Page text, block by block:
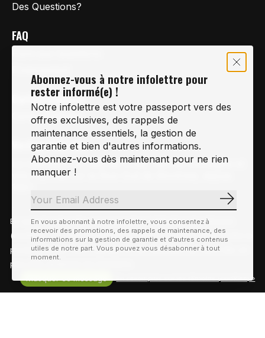
Des Questions?
FAQ
Cartes-Cadeaux
Cartes Cadeaux
Vertige Vélo Ski
La référence en vélo de route, vélo de montagne et
vélo hybride sur la Rive-Sud de Montréal, depuis
Notre courriel
Info@vertigeveloski.com
Nous Joindre
1 (450) 464-8808
Abonnez-vous à notre infolettre pour
rester informé(e) !
Notre infolettre est votre passeport vers des
offres exclusives, des rappels de
maintenance essentiels, la gestion de
garantie et bien d'autres informations.
Abonnez-vous dès maintenant pour ne rien
manquer !
En vous abonnant à notre infolettre, vous consentez à
recevoir des promotions, des rappels de maintenance, des
informations sur la gestion de garantie et d'autres contenus
utiles de notre part. Vous pouvez vous désabonner à tout
moment.
En visitant notre site, vous acceptez l'utilisation des témoins
(cookies). Ces derniers nous permettent de mieux comprendre la
provenance de notre clientèle et son utilisation de notre site, en
plus d'en améliorer les fonctions.
Masquer ce message
En savoir plus sur les témoins (cookies) »